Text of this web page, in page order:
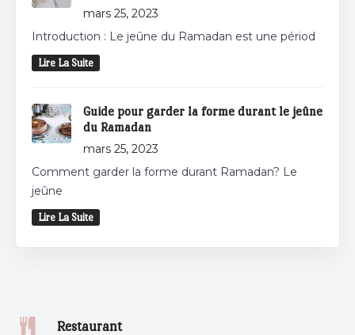
mars 25, 2023
Introduction : Le jeûne du Ramadan est une périod
Lire La Suite
Guide pour garder la forme durant le jeûne
du Ramadan
mars 25, 2023
Comment garder la forme durant Ramadan? Le
jeûne
Lire La Suite
Restaurant